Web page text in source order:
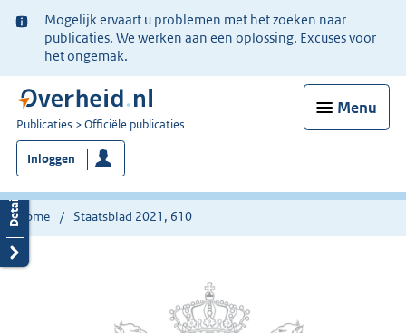
Ter
informatie:
Mogelijk ervaart u problemen met het zoeken naar
publicaties. We werken aan een oplossing. Excuses voor
het ongemak.
Menu
U
bent
nu
hier:
Publicaties Officiële publicaties
Inloggen
Home Staatsblad 2021, 610